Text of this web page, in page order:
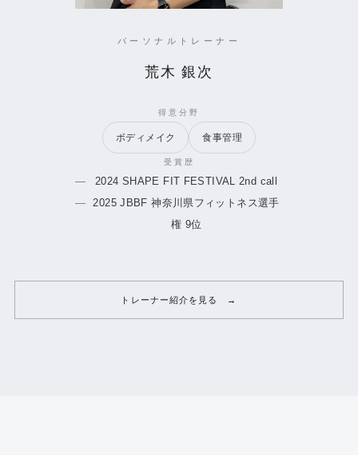
パーソナルトレーナー
荒木 銀次
得意分野
ボディメイク 食事管理
受賞歴
2024 SHAPE FIT FESTIVAL 2nd call
2025 JBBF 神奈川県フィットネス選手
権 9位
トレーナー紹介を見る